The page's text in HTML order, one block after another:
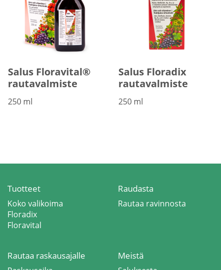
Salus Floravital®
rautavalmiste
250 ml
Salus Floradix
rautavalmiste
250 ml
Tuotteet
Koko valikoima
Floradix
Floravital
Raudasta
Rautaa ravinnosta
Rautaa raskausajalle Meistä